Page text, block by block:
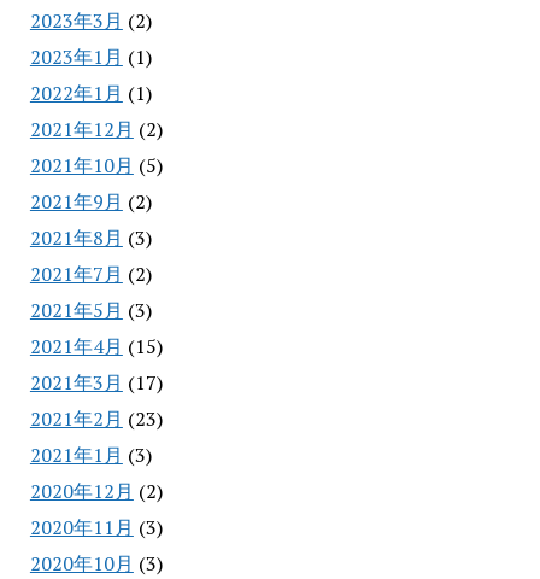
2023年3月 (2)
2023年1月 (1)
2022年1月 (1)
2021年12月 (2)
2021年10月 (5)
2021年9月 (2)
2021年8月 (3)
2021年7月 (2)
2021年5月 (3)
2021年4月 (15)
2021年3月 (17)
2021年2月 (23)
2021年1月 (3)
2020年12月 (2)
2020年11月 (3)
2020年10月 (3)